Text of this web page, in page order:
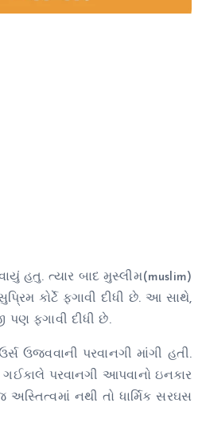
હતુ. ત્યાર બાદ મુસ્લીમ(muslim)
કોર્ટે ફગાવી દીધી છે. આ સાથે,
પણ ફગાવી દીધી છે.
ઉજવવાની પરવાનગી માંગી હતી.
પરવાનગી આપવાનો ઇનકાર
નથી તો ધાર્મિક સરઘસ